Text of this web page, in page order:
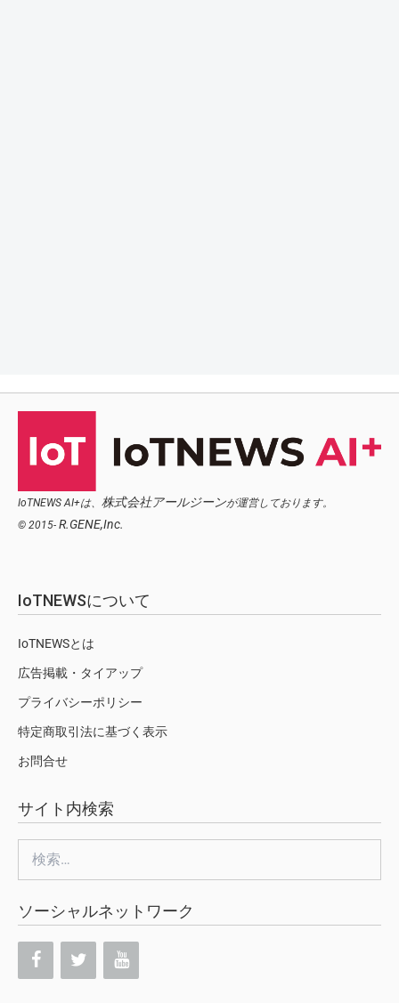
IoTNEWS AI+は、 株式会社アールジーンが運営しております。
© 2015- R.GENE,Inc.
IoTNEWSについて
IoTNEWSとは
広告掲載・タイアップ
プライバシーポリシー
特定商取引法に基づく表示
お問合せ
サイト内検索
索:
ソーシャルネットワーク